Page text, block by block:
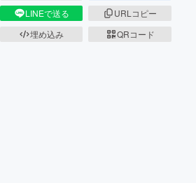
LINEで送る
URLコピー
埋め込み
QRコード